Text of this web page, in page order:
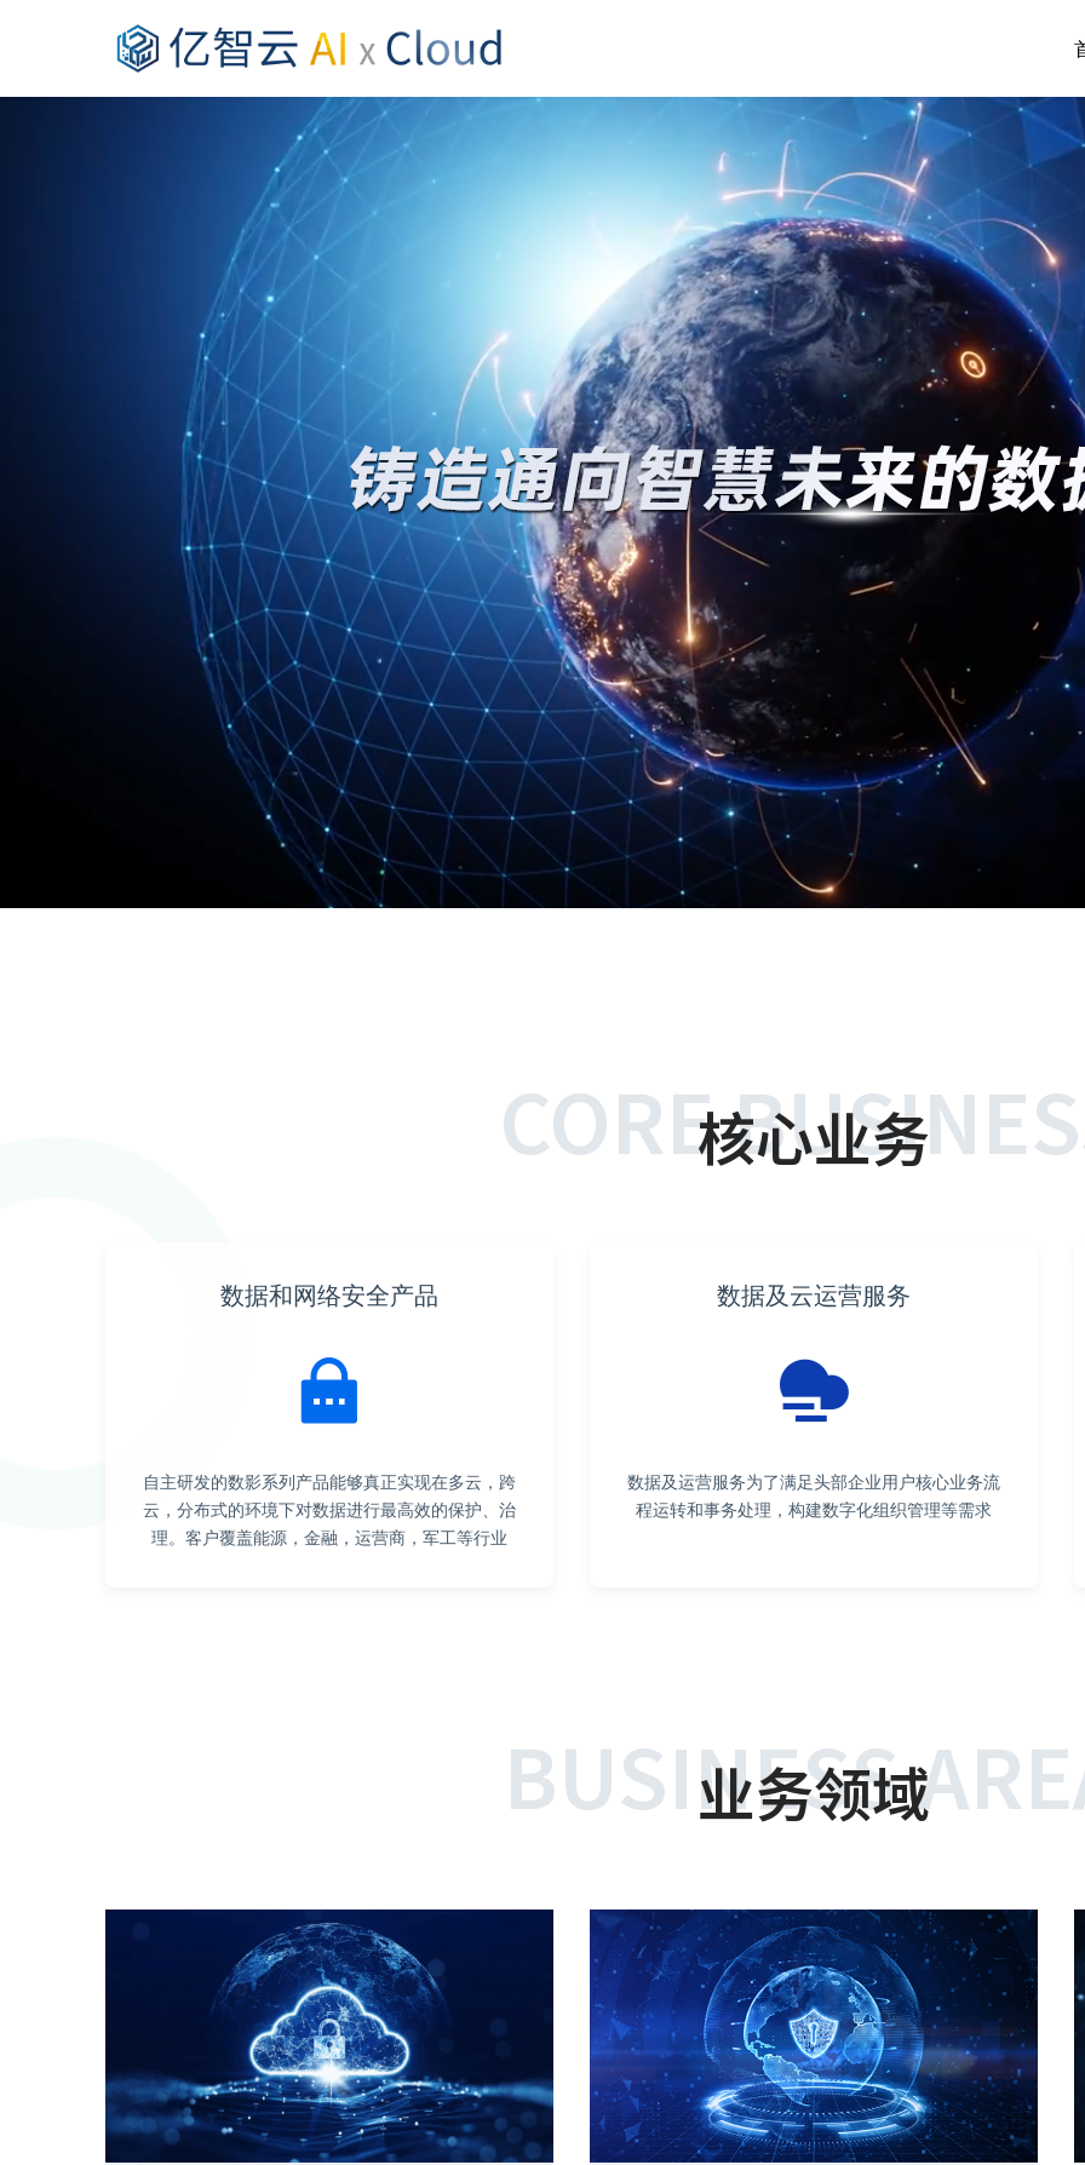
核心业务
CORE
数据和网络安全产品
自主研发的数影系列产品能够真正实现在多云，跨
云，分布式的环境下对数据进行最高效的保护、治
理。客户覆盖能源，金融，运营商，军工等行业
数据及云运营服务
数据及运营服务为了满足头部企业用户核心业务流
程运转和事务处理，构建数字化组织管理等需求
业务领域
BUSINESS